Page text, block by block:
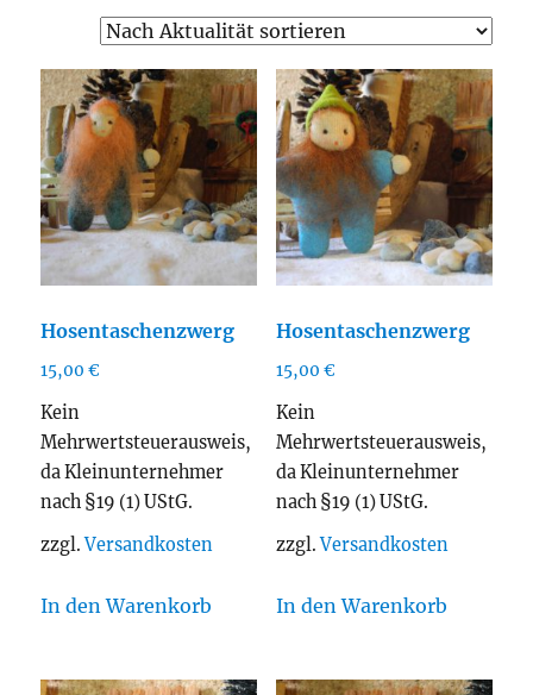
sortiert
Hosentaschenzwerg
15,00€
Kein
Mehrwertsteuerausweis,
da Kleinunternehmer
nach §19 (1) UStG.
zzgl.Versandkosten
In den Warenkorb
Hosentaschenzwerg
15,00 €
Kein
Mehrwertsteuerausweis,
da Kleinunternehmer
nach §19 (1) UStG.
zzgl. Versandkosten
In den Warenkorb